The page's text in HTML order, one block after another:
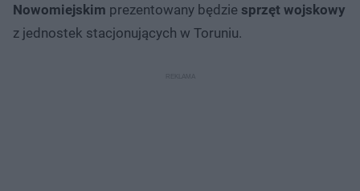
Nowomiejskim prezentowany będzie sprzęt wojskowy
z jednostek stacjonujących w Toruniu.